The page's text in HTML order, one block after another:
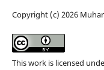
Copyright (c) 2026
This work is licensed